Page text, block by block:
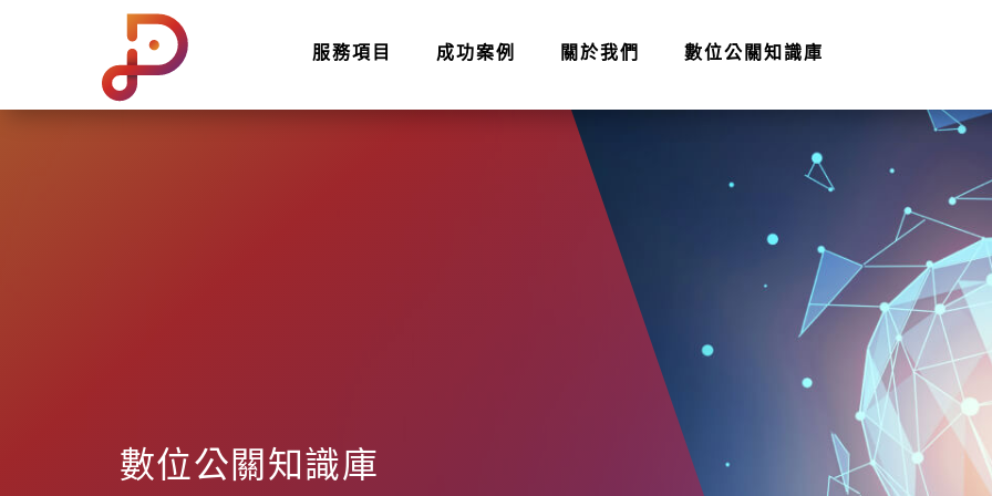
服務項目 成功案例 關於我們 數位公關知識庫
數位公關知識庫